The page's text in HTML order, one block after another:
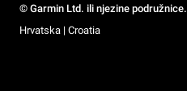
© Garmin Ltd. ili njezine podružnice.
Hrvatska | Croatia